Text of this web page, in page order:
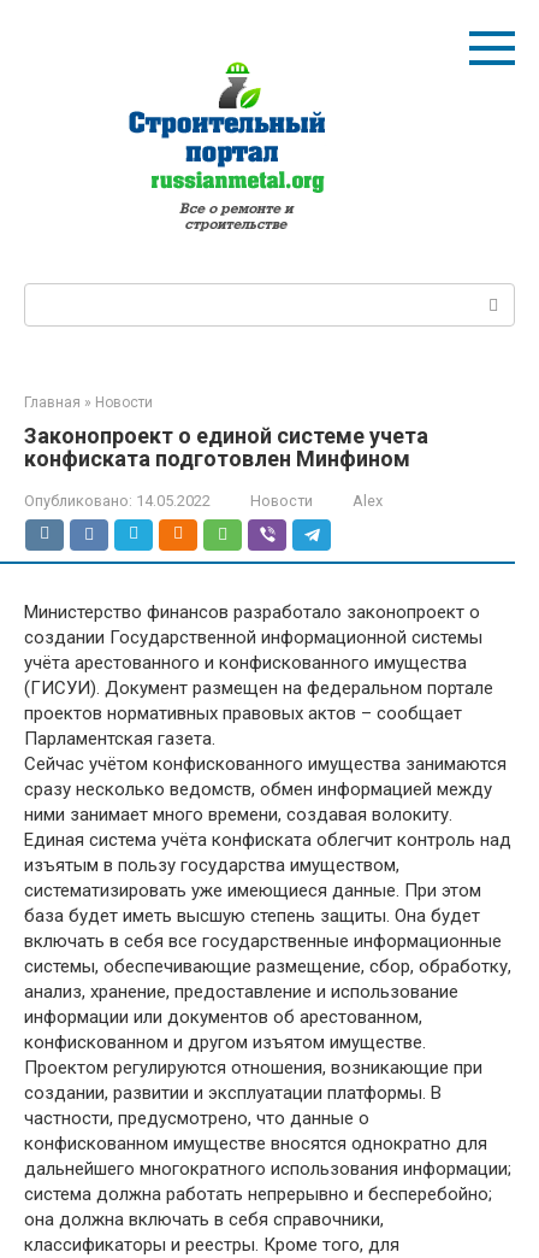
Поиск:
Главная » Новости
Законопроект о единой системе учета
конфиската подготовлен Минфином
Опубликовано: 14.05.2022 Новости Alex
Министерство финансов разработало законопроект о
создании Государственной информационной системы
учёта арестованного и конфискованного имущества
(ГИСУИ). Документ размещен на федеральном портале
проектов нормативных правовых актов – сообщает
Парламентская газета.
Сейчас учётом конфискованного имущества занимаются
сразу несколько ведомств, обмен информацией между
ними занимает много времени, создавая волокиту.
Единая система учёта конфиската облегчит контроль над
изъятым в пользу государства имуществом,
систематизировать уже имеющиеся данные. При этом
база будет иметь высшую степень защиты. Она будет
включать в себя все государственные информационные
системы, обеспечивающие размещение, сбор, обработку,
анализ, хранение, предоставление и использование
информации или документов об арестованном,
конфискованном и другом изъятом имуществе.
Проектом регулируются отношения, возникающие при
создании, развитии и эксплуатации платформы. В
частности, предусмотрено, что данные о
конфискованном имуществе вносятся однократно для
дальнейшего многократного использования информации;
система должна работать непрерывно и бесперебойно;
она должна включать в себя справочники,
классификаторы и реестры. Кроме того, для